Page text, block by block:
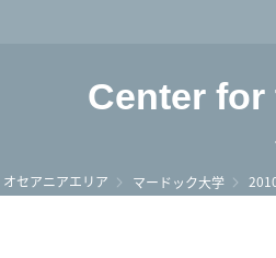
大学 You,
Center
オセアニアエリア マードック大学